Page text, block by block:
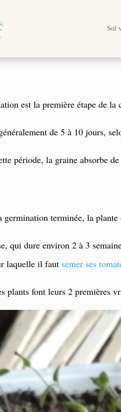
Sol
est la première étape de la
de 5 à 10 jours,
période, la graine absorbe
germination terminée, la
qui dure environ 2 à 3
laquelle il faut semer ses
plants font leurs 2 premières